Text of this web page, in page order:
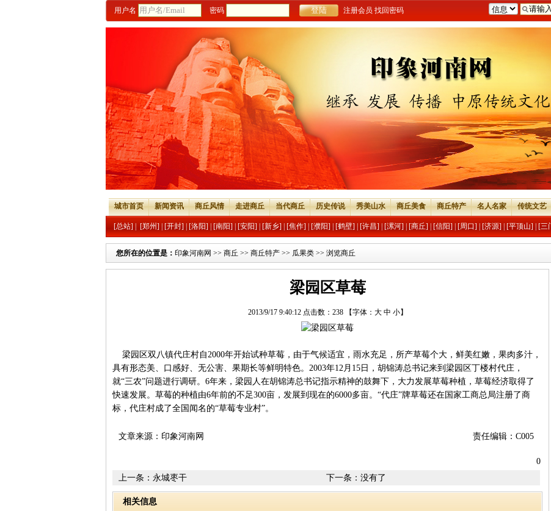
用户名 密码 注册会员 找回密码
城市首页 新闻资讯 商丘风情 走进商丘 当代商丘 历史传说 秀美山水 商丘美食 商丘特产 名人名家 传统文艺
[总站] [郑州] [开封] [洛阳] [南阳] [安阳] [新乡] [焦作] [濮阳] [鹤壁] [许昌] [漯河] [商丘] [信阳] [周口] [济源] [平顶山] [三
您所在的位置是： 印象河南网 >> 商丘 >> 商丘特产 >> 瓜果类 >> 浏览商丘
梁园区草莓
2013/9/17 9:40:12 点击数： 238 【字体： 大 中 小】
梁园区双八镇代庄村自2000年开始试种草莓，由于气候适宜，雨水充足，所产草莓个大，鲜美红嫩，果肉多汁，
具有形态美、口感好、无公害、果期长等鲜明特色。2003年12月15日，胡锦涛总书记来到梁园区丁楼村代庄，
就“三农”问题进行调研。6年来，梁园人在胡锦涛总书记指示精神的鼓舞下，大力发展草莓种植，草莓经济取得了
快速发展。草莓的种植由6年前的不足300亩，发展到现在的6000多亩。“代庄”牌草莓还在国家工商总局注册了商
标，代庄村成了全国闻名的“草莓专业村”。
责任编辑：C005
文章来源：印象河南网
0
下一条：没有了
上一条： 永城枣干
相关信息